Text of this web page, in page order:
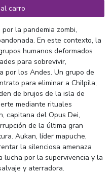
carro
la pandemia zombi,
En este contexto, la
humanos deformados
para sobrevivir,
por los Andes. Un grupo de
para eliminar a Chilpila,
de brujos de la isla de
mediante rituales
capitana del Opus Dei,
de la última gran
Aukan, líder mapuche,
la silenciosa amenaza
lucha por la supervivencia y la
y aterradora.